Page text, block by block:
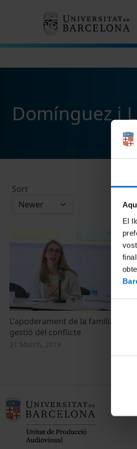
El
Domínguez i
Sort
L'apoderament de la família: el
gestió del conflicte
21 March, 2019